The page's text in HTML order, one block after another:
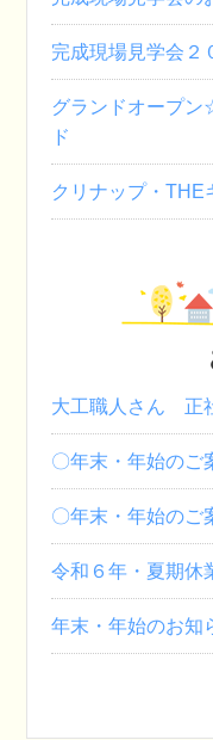
完成現場見学会
グランドオープ
ド
クリナップ・THE
大工職人さん 正
〇年末・年始のご
〇年末・年始のご
令和６年・夏期休
年末・年始のお知